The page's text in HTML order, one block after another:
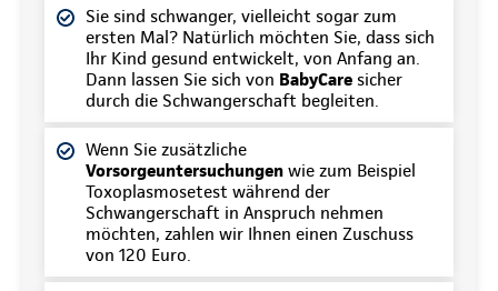
Sie sind schwanger, vielleicht sogar zum
ersten Mal? Natürlich möchten Sie, dass sich
Ihr Kind gesund entwickelt, von Anfang an.
Dann lassen Sie sich von BabyCare sicher
durch die Schwangerschaft begleiten.
Wenn Sie zusätzliche
Vorsorgeuntersuchungen wie zum Beispiel
Toxoplasmosetest während der
Schwangerschaft in Anspruch nehmen
möchten, zahlen wir Ihnen einen Zuschuss
von 120 Euro.